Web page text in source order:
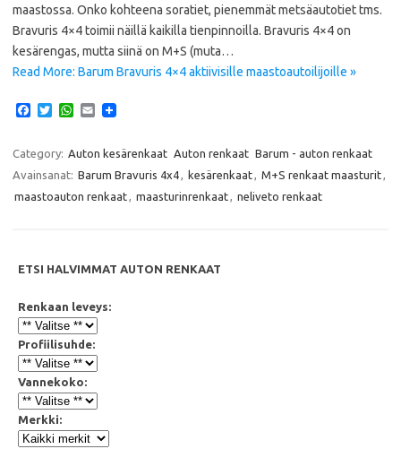
maastossa. Onko kohteena soratiet, pienemmät metsäautotiet tms.
Bravuris 4×4 toimii näillä kaikilla tienpinnoilla. Bravuris 4×4 on
kesärengas, mutta siinä on M+S (muta…
Read More: Barum Bravuris 4×4 aktiivisille maastoautoilijoille »
e
b
o
o
T
t
e
r
W
t
s
A
p
E
i
Category: Auton kesärenkaat Auton renkaat Barum - auton renkaat
Avainsanat: Barum Bravuris 4x4 kesärenkaat M+S renkaat maasturit
maastoauton renkaat
maasturinrenkaat neliveto renkaat
ETSI HALVIMMAT AUTON RENKAAT
Renkaan leveys:
Profiilisuhde:
Vannekoko:
Merkki: